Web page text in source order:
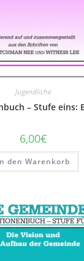
Jugendliche
– Stufe eins:
6,00€
den Warenkorb